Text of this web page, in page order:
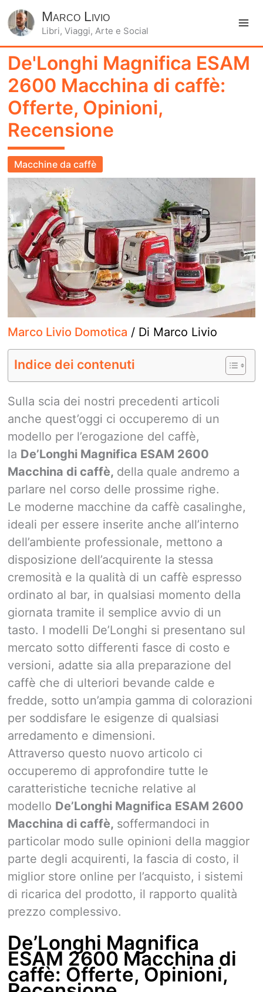
Marco Livio
Libri, Viaggi, Arte e Social
De'Longhi Magnifica ESAM
2600 Macchina di caffè:
Offerte, Opinioni,
Recensione
Macchine da caffè
Marco Livio Domotica / Di Marco Livio
Indice dei contenuti
Sulla scia dei nostri precedenti articoli
anche quest’oggi ci occuperemo di un
modello per l’erogazione del caffè,
la De’Longhi Magnifica ESAM 2600
Macchina di caffè, della quale andremo a
parlare nel corso delle prossime righe.
Le moderne macchine da caffè casalinghe,
ideali per essere inserite anche all’interno
dell’ambiente professionale, mettono a
disposizione dell’acquirente la stessa
cremosità e la qualità di un caffè espresso
ordinato al bar, in qualsiasi momento della
giornata tramite il semplice avvio di un
tasto. I modelli De’Longhi si presentano sul
mercato sotto differenti fasce di costo e
versioni, adatte sia alla preparazione del
caffè che di ulteriori bevande calde e
fredde, sotto un’ampia gamma di colorazioni
per soddisfare le esigenze di qualsiasi
arredamento e dimensioni.
Attraverso questo nuovo articolo ci
occuperemo di approfondire tutte le
caratteristiche tecniche relative al
modello De’Longhi Magnifica ESAM 2600
Macchina di caffè, soffermandoci in
particolar modo sulle opinioni della maggior
parte degli acquirenti, la fascia di costo, il
miglior store online per l’acquisto, i sistemi
di ricarica del prodotto, il rapporto qualità
prezzo complessivo.
De’Longhi Magnifica
ESAM 2600 Macchina di
caffè: Offerte, Opinioni,